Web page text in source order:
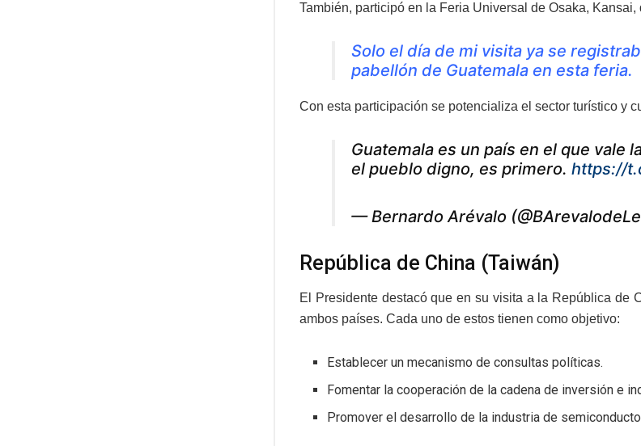
También, participó en la Feria Universal de Osaka,
Solo el día de mi visita ya se
pabellón de Guatemala en esta feria.
Con esta participación se potencializa el sector turístico y
Guatemala es un país en el que vale
el pueblo digno, es primero. https://
— Bernardo Arévalo
República de China (Taiwán)
El Presidente destacó que en su visita a la República de
ambos países. Cada uno de estos tienen como objetivo:
Establecer un mecanismo de consultas políticas.
Fomentar la cooperación de la cadena de inversión e
Promover el desarrollo de la industria de